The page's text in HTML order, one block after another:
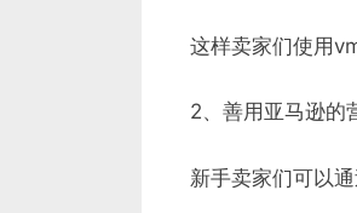
这样卖家们使用
2、善用亚马逊的
新手卖家们可以